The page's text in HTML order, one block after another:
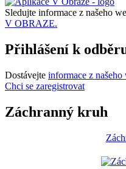
Sledujte informace z našeho
V OBRAZE.
Přihlášení k
Dostávejte informace z našeho
Chci se zaregistrovat
Záchranný kruh